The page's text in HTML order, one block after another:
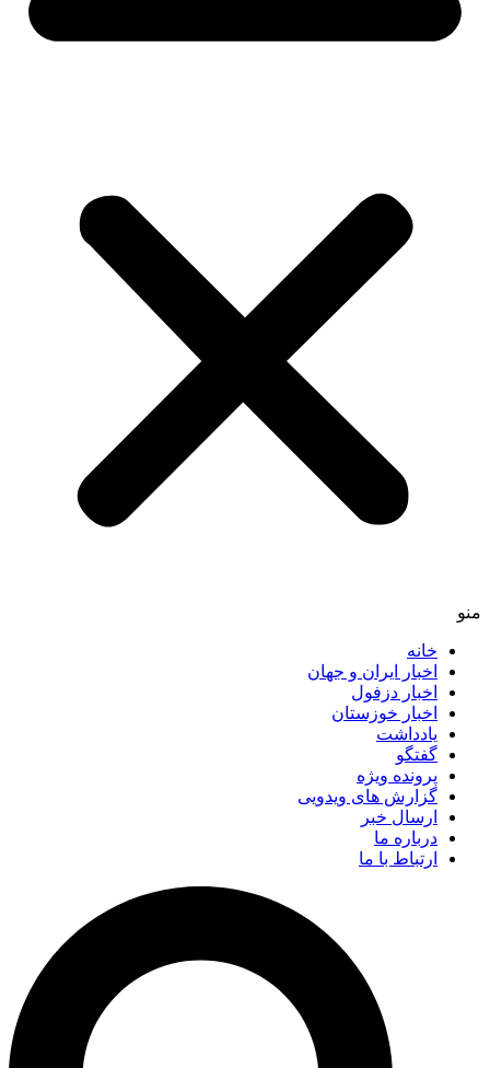
خانه
اخبار ایران و جهان
اخبار دزفول
اخبار خوزستان
یادداشت
گفتگو
پرونده ویژه
گزارش های ویدویی
ارسال خبر
درباره ما
ارتباط با ما